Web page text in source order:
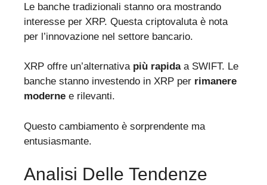
Le banche tradizionali stanno ora mostrando
interesse per XRP. Questa criptovaluta è nota
per l’innovazione nel settore bancario.
XRP offre un’alternativa più rapidaa SWIFT. Le
banche stanno investendo in XRP per rimanere
moderne e rilevanti.
Questo cambiamento è sorprendente ma
entusiasmante.
Analisi Delle Tendenze